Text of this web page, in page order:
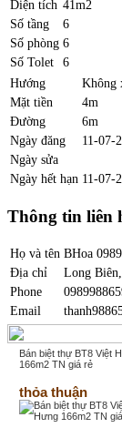
Diện tích 41m2
Số tầng
6
Số phòng 6
Số Tolet
6
Hướng
Không
Mặt tiền
4m
Đường
6m
Ngày đăng
11-07-
Ngày sửa
Ngày hết hạn 11-07-
Thông tin liên
Họ và tên BHoa
Địa chỉ
Long
Phone
Email
Bán biệt thự BT8 Việt
166m2 TN giá rẻ
thỏa thuận